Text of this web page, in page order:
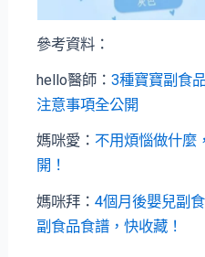
參考資料：
hello醫師：3種寶寶副食
注意事項全公開
媽咪愛： 不用煩惱做什麼
開！
媽咪拜：4個月後嬰兒副
副食品食譜，快收藏！